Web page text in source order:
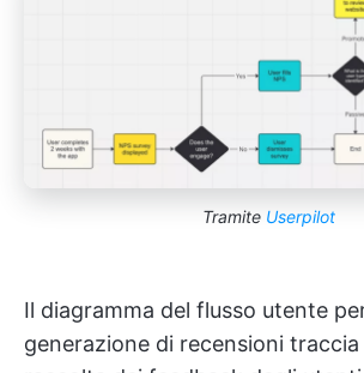
Tramite Userpilot
Il diagramma del flusso utente
generazione di recensioni